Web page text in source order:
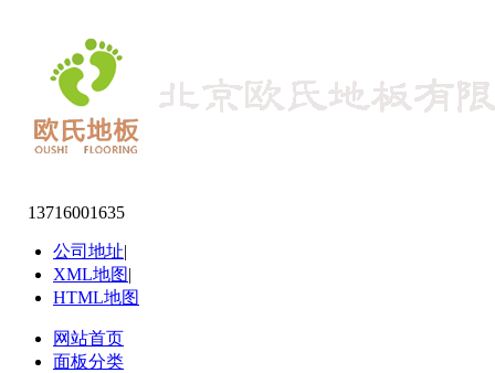
13716001635
公司地址|
XML地图|
HTML地图
网站首页
面板分类